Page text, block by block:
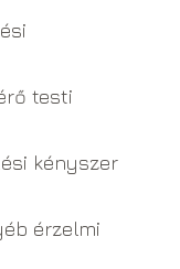
testi
kényszer
érzelmi